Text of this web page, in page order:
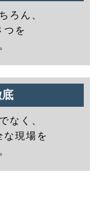
ろん、
つを
なく、
な現場を